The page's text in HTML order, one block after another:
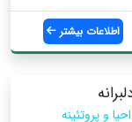
اطلاعات بیشتر
و پروتئینه